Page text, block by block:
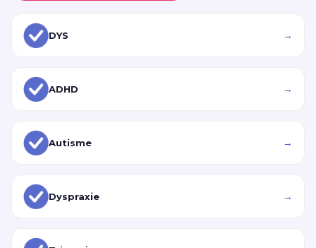
DYS →
ADHD →
Autisme →
Dyspraxie →